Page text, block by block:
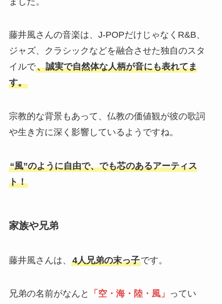
藤井風さんの音楽は、J-POPだけじゃなくR&B、
ジャズ、クラシックなどを融合させた独自のスタ
イルで、誠実で自然体な人柄が音にも表れてま
す。
宗教的な背景もあって、仏教の価値観が彼の歌詞
や生き方に深く影響しているようですね。
“風”のように自由で、でも芯のあるアーティス
ト！
家族や兄弟
藤井風さんは、 4人兄弟の末っ子です。
兄弟の名前がなんと 「空・海・陸・風」 ってい